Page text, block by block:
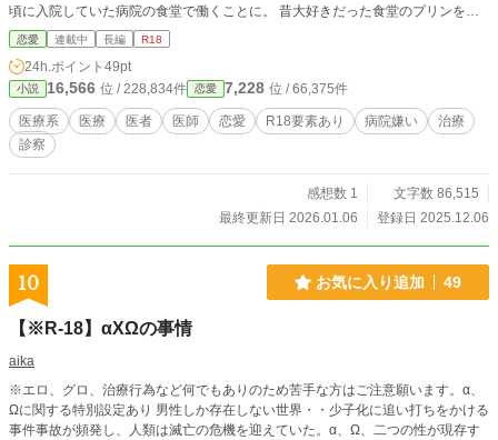
頃に入院していた病院の食堂で働くことに。 昔大好きだった食堂のプリンを、
自分で作れるようになりたくて、短大を卒業した後、病院への就職を決める。
幼い頃は先生たちに世話焼かれっぱなしの暴れん坊ガールで名を馳せていたが、
本人はあまり覚えていないところもある。 大人になったのんちゃんは、お人好
しで世話焼き、頑張り屋。それ故に再度、先生たちの手を焼くことになる。 日
野陽太(ひのようた) 愛称は『陽太先生』 明るくて、義理深く、大きな心の持ち
主の小児科医。 頼まれたことは基本断らず、幼少期ののんちゃんの主治医を二
つ返事で受け入れる。 まさに太陽みたいな先生ではあるけれど、手のかかるの
が入院した頃は、新人看護師。新人ながらもガッツとファイトで幼少期ののんち
ゃんの世話を焼く。 幼い頃から病気に苦しむのんちゃんに寄り添う。 江山叶恵
護師。 難しい子どもの注射、処置をサッとこなしてしまうところを高く評価さ
れている。幼少期ののんちゃんの天敵。 現在は、産婦人科で看護師をしてい
る。 吹田凛(ふきたりん) 愛称『吹田先生』 内科医、幼少期よりのんちゃんの天
敵。 ちょっとSっ気があって、意地悪。内科医ではあるが、陽太先生の同期で、
何かとのんちゃんと関わることが多い。 澤北優(さわきたゆう) 愛称『優先生』
ひとり。好かれるが故に大変なこともあった。わけあって主治医を陽太先生に引
き継ぐ。 大海 郁也(おうみいくや) 愛称『大海先生』 産婦人科医、のんびり屋で
キリンのような人。 のんちゃんの幼少期については噂をよく耳にしている。 成
人したのんちゃんの治療に、吹田先生と関わっていく めちゃ妄想、すべてフィ
恋愛 連載中 長編 R18
24h.ポイント 49pt
小説 16,566 位 / 228,834件 恋愛 7,228 位 / 66,375件
医療系 医療 医者 医師 恋愛 R18要素あり 病院嫌い
治療
診察
感想数 1
文字数 86,515
最終更新日 2026.01.06
登録日 2025.12.06
10 お気に入り追加 49
【※R-18】αXΩの事情
aika
※エロ、グロ、治療行為など何でもありのため苦手な方はご注意願います。α、
Ωに関する特別設定あり 男性しか存在しない世界・・少子化に追い打ちをかける
事件事故が頻発し、人類は滅亡の危機を迎えていた。α、Ω、二つの性が現存す